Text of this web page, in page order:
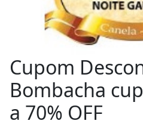
Cupom
Bombacha
a 70% OFF